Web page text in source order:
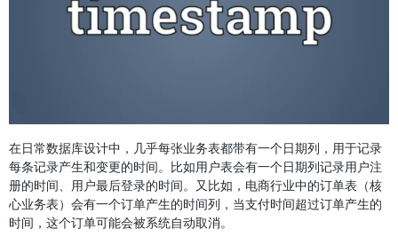
在日常数据库设计中，几乎每张业务表都带有一个日期列，用于记录
每条记录产生和变更的时间。比如用户表会有一个日期列记录用户注
册的时间、用户最后登录的时间。又比如，电商行业中的订单表（核
心业务表）会有一个订单产生的时间列，当支付时间超过订单产生的
时间，这个订单可能会被系统自动取消。